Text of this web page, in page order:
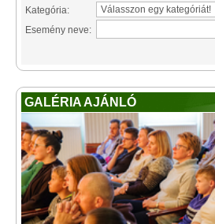
Kategória:
Esemény neve:
GALÉRIA AJÁNLÓ